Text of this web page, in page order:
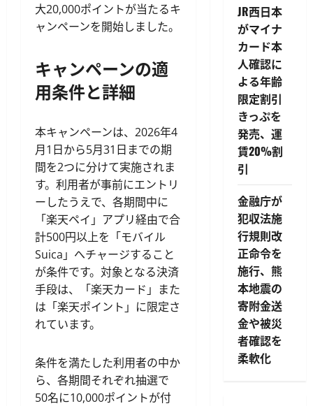
大20,000ポイントが当たるキ
ャンペーンを開始しました。
キャンペーンの適
用条件と詳細
本キャンペーンは、2026年4
月1日から5月31日までの期
間を2つに分けて実施されま
す。利用者が事前にエントリ
ーしたうえで、各期間中に
「楽天ペイ」アプリ経由で合
計500円以上を「モバイル
Suica」へチャージすること
が条件です。対象となる決済
手段は、「楽天カード」また
は「楽天ポイント」に限定さ
れています。
条件を満たした利用者の中か
ら、各期間それぞれ抽選で
50名に10,000ポイントが付
JR西日本
がマイナ
カード本
人確認に
よる年齢
限定割引
きっぷを
発売、運
賃20%割
引
金融庁が
犯収法施
行規則改
正命令を
施行、熊
本地震の
寄附金送
金や被災
者確認を
柔軟化